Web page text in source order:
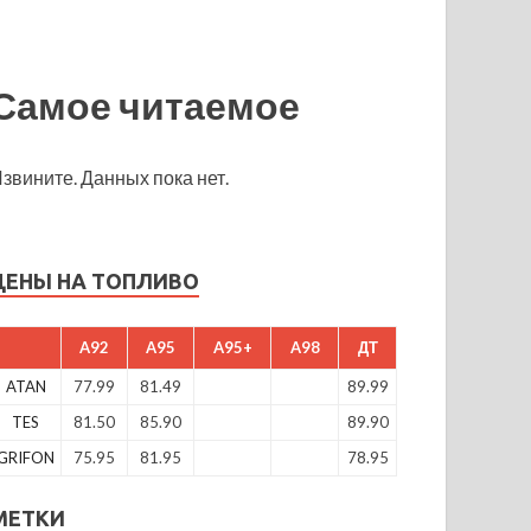
читаемое
Данных пока нет.
НА ТОПЛИВО
A92 A95 A95+ A98 ДТ
ATAN 77.99 81.49
89.99
TES
81.50 85.90
89.90
75.95 81.95 78.95